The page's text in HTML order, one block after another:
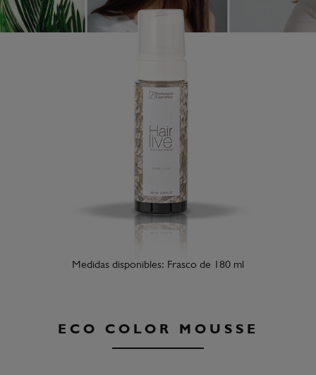
Medidas disponibles: Frasco de 180 ml
ECO COLOR MOUSSE